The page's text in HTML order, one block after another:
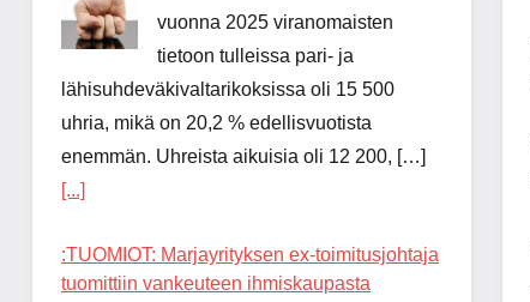
vuonna 2025 viranomaisten
tietoon tulleissa pari- ja
lähisuhdeväkivaltarikoksissa oli 15 500
uhria, mikä on 20,2 % edellisvuotista
enemmän. Uhreista aikuisia oli 12 200, […]
[...]
:TUOMIOT: Marjayrityksen ex-toimitusjohtaja
tuomittiin vankeuteen ihmiskaupasta